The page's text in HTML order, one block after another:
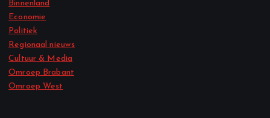
Binnenland
Economie
Politiek
Regionaal nieuws
Cultuur & Media
Omroep Brabant
Omroep West